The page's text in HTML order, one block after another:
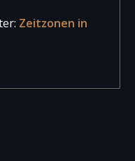
Zeitzonen in